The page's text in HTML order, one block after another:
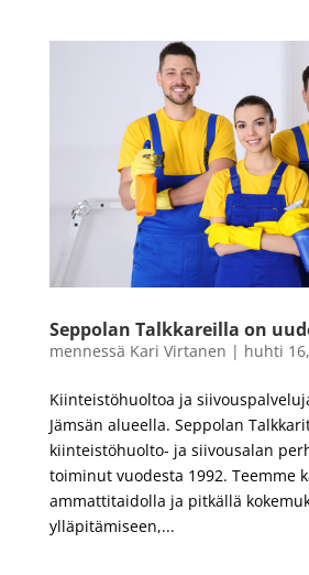
Seppolan Talkkareilla on
mennessä Kari Virtanen | huhti
Kiinteistöhuoltoa ja
Jämsän alueella. Seppolan
kiinteistöhuolto- ja siivousalan
toiminut vuodesta 1992. Teemme
ammattitaidolla ja pitkällä
ylläpitämiseen,...